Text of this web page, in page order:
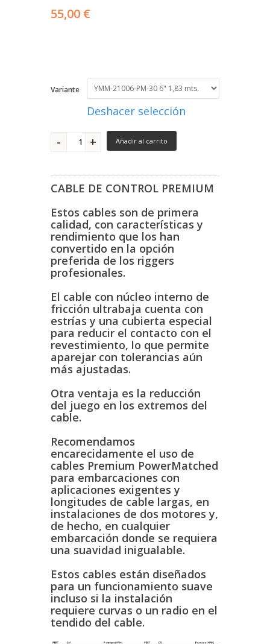
55,00 €
Variante
Deshacer selección
Añadir al carrito
CABLE DE CONTROL PREMIUM
Estos cables son de primera
calidad, con características y
rendimiento que los han
convertido en la opción
preferida de los riggers
profesionales.
El cable con núcleo interno de
fricción ultrabaja cuenta con
estrías y una cubierta especial
para reducir el contacto con el
revestimiento, lo que permite
aparejar con tolerancias aún
más ajustadas.
Otra ventaja es la reducción
del juego en los extremos del
cable.
Recomendamos
encarecidamente el uso de
cables Premium PowerMatched
para embarcaciones con
aplicaciones exigentes y
longitudes de cable largas, en
instalaciones de dos motores y,
de hecho, en cualquier
embarcación donde se requiera
una suavidad inigualable.
Estos cables están diseñados
para un funcionamiento suave
incluso si la instalación
requiere curvas o un radio en el
tendido del cable.